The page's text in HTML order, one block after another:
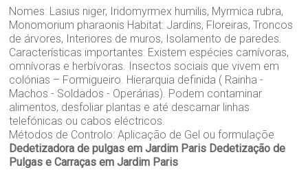
Nomes: Lasius niger, Iridomyrmex humilis, Myrmica rubra,
Monomorium pharaonis Habitat: Jardins, Floreiras, Troncos
de árvores, Interiores de muros, Isolamento de paredes.
Características importantes: Existem espécies carnívoras,
omnívoras e herbívoras. Insectos sociais que vivem em
colónias – Formigueiro. Hierarquia definida ( Rainha -
Machos - Soldados - Operárias). Podem contaminar
alimentos, desfoliar plantas e até descarnar linhas
telefónicas ou cabos eléctricos.
Métodos de Controlo: Aplicação de Gel ou formulaçõe
Dedetizadora de pulgas em Jardim Paris Dedetização de
Pulgas e Carraças em Jardim Paris